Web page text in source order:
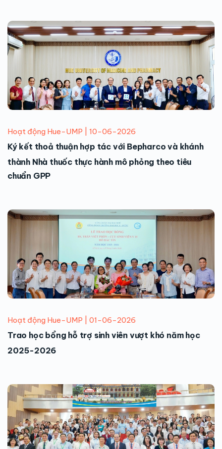
Hoạt động Hue-UMP | 10-06-2026
Ký kết thoả thuận hợp tác với Bepharco và khánh
thành Nhà thuốc thực hành mô phỏng theo tiêu
chuẩn GPP
Hoạt động Hue-UMP | 01-06-2026
Trao học bổng hỗ trợ sinh viên vượt khó năm học
2025-2026